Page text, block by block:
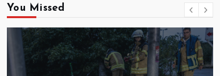
You Missed